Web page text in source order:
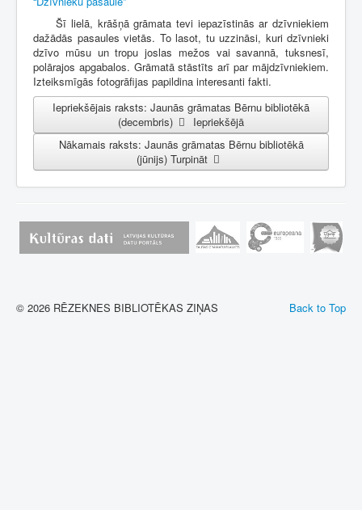
Šī lielā, krāšņā grāmata tevi iepazīstinās ar dzīvniekiem
dažādās pasaules vietās. To lasot, tu uzzināsi, kuri dzīvnieki
dzīvo mūsu un tropu joslas mežos vai savannā, tuksnesī,
polārajos apgabalos. Grāmatā stāstīts arī par mājdzīvniekiem.
Izteiksmīgās fotogrāfijas papildina interesanti fakti.
Iepriekšējais raksts: Jaunās grāmatas Bērnu bibliotēkā
(decembris)
Iepriekšējā
Nākamais raksts: Jaunās grāmatas Bērnu bibliotēkā
(jūnijs)Turpināt
Back to Top
© 2026 RĒZEKNES BIBLIOTĒKAS ZIŅAS